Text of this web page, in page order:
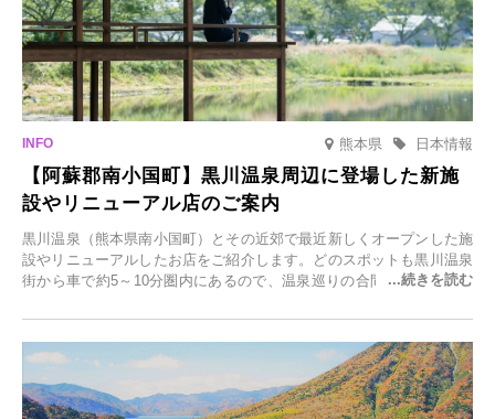
熊本県 日本情報
【阿蘇郡南小国町】黒川温泉周辺に登場した新施
設やリニューアル店のご案内
黒川温泉（熊本県南小国町）とその近郊で最近新しくオープンした施
設やリニューアルしたお店をご紹介します。どのスポットも黒川温泉
街から車で約5～10分圏内にあるので、温泉巡りの合間に気軽に立ち
元食材にこだわったレストランなど、多彩な魅力が満載です。黒川温
泉の新たな楽しみとしてチェックしてみてください。